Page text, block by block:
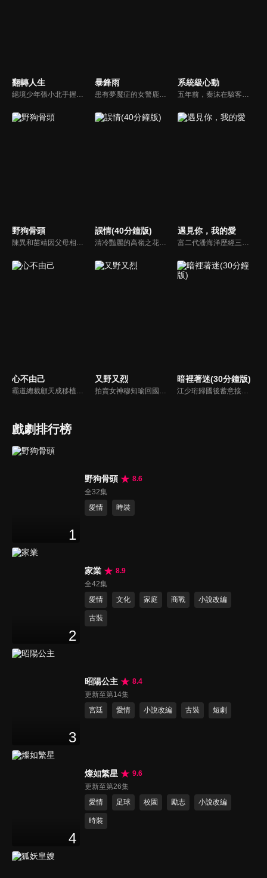
翻轉人生
絕境少年張小北手握命運之匙，與頂級富二代盛元州互換人生！逆襲暴富護家人、揪出害姐姐的真凶，兩少年雙向救贖治癒彼此，限時30天抉擇中充滿人性考驗，最終二人聯手揭秘豪門陰謀，向幕後黑手硬核復仇！
暴鋒雨
患有夢魘症的女警鹿一多年來堅持暗中追查父親重傷昏迷的真相，意外結識了高冷女警林深，二人攜手破獲一系列離奇命案，情誼日漸深厚的同時，鹿一發現林深似與父親舊案有著千絲萬縷的關聯...
系統級心動
五年前，秦沫在駭客挑戰賽中與蕭氏集團技術負責人蕭南禹交鋒，二人陰差陽錯下秦沫懷了龍鳳胎。五年後，蕭氏內部權力鬥爭升級，唯一知道孩子身世的蕭老爺子，因自己時日無多與秦沫攤牌，要求她證明撫養能力。之後秦沫化名加入蕭氏，與蕭南禹再次相遇。二人從試探到欣賞，情感漸生。
野狗骨頭
陳異和苗靖因父母相識而結緣，起初陳異對苗靖有著很深的敵意，直到一次受傷，苗靖的善良讓兩人關係開始轉變。然而好景不常，隨著陳父去世、苗母消失，兩個孩子卻不得不相依為命，異樣的情愫也隨著時間滋長。當苗靖終於認清感情，準備向陳異告白，陳異卻突然捲入一起縱火案，一切都突然變了調...
誤情(40分鐘版)
清冷豔麗的高嶺之花江時淺在遭受霸淩、暴力等一系列事件後，華麗蛻變逆襲歸來，用一場精心策劃強勢開啟自己的復仇之路，最終收穫內心救贖與愛情的故事。
遇見你，我的愛
富二代潘海洋歷經三次失敗婚姻，認為金錢阻礙愛情。唯第一任妻子陸雪怡真心待他。好友伊軒勸他隱藏身份。他在酒吧對芭蕾舞演員韓夢瑤一見鍾情。便化身業務經理與她相戀。熱戀中潘海洋決定娶韓夢瑤，卻在婚前發現韓夢瑤三年前曾是自己公司員工，進而揭開伊軒與韓夢瑤為還債設局圖謀他財產的陰謀...
心不由己
霸道總裁顧天成移植心臟後竟然愛上了職場對頭秘書林嘉琪，兩人逐漸在工作生活中意識到對方的心意，朝著共同的目標並肩作戰。
又野又烈
拍賣女神穆知瑜回國與繼母奪產，與神祕保鏢沈既白協議訂婚。兩人意外揭開身世翻轉：沈為穆家真繼承人，穆則是被換掉的孤女。面對繼母的偽畫陰謀與綁架，兩人智計合盟，沈更以神祕畫師身份深情守護。最終惡人伏法，兩人在反轉與博弈中假戲真做，攜手守護正義與真愛。
暗裡著迷(30分鐘版)
江少珩歸國後蓄意接近服裝設計師蘇半夏，直到衛高陽暴露出江少珩接近蘇半夏的真實目的，蘇半夏深覺背叛而與江少珩分手。而已經無法離開蘇半夏的江少珩，用真心再次追回蘇半夏，上演追妻火葬場並重歸於好。之後，兩人查清當年真相，最終衛氏姐弟雙雙落網，一切塵埃落定。
戲劇排行榜
1
野狗骨頭
8.6
全32集
愛情
時裝
2
家業
8.9
全42集
愛情
文化 家庭 商戰 小說改編
古裝
3
昭陽公主
8.4
更新至第14集
宮廷
愛情 小說改編 古裝 短劇
4
燦如繁星
9.6
更新至第26集
愛情
足球 校園 勵志 小說改編
時裝